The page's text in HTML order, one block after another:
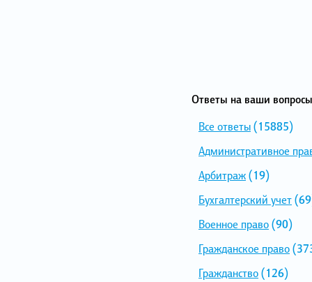
Ответы на ваши
Все ответы(15885)
Административное
Арбитраж(19)
Бухгалтерский учет
Военное право(90)
Гражданское право
Гражданство(126)